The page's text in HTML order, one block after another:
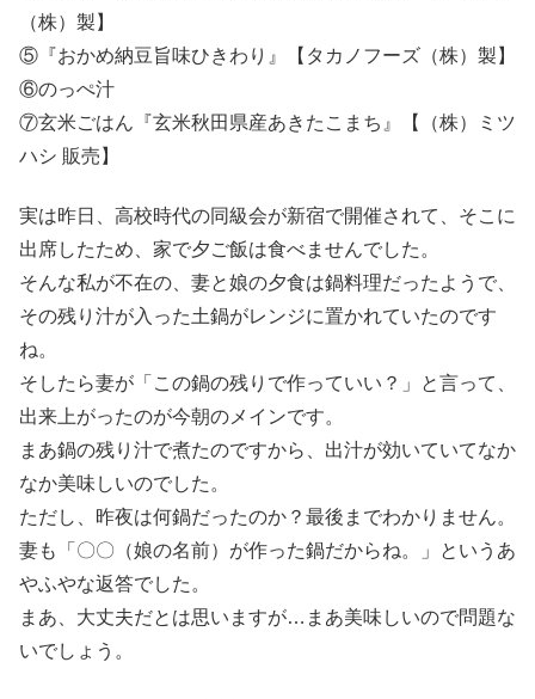
（株）製】
⑤『おかめ納豆旨味ひきわり』【タカノフーズ（株）製】
⑥のっぺ汁
⑦玄米ごはん『玄米秋田県産あきたこまち』【（株）ミツ
ハシ 販売】
実は昨日、高校時代の同級会が新宿で開催されて、そこに
出席したため、家で夕ご飯は食べませんでした。
そんな私が不在の、妻と娘の夕食は鍋料理だったようで、
その残り汁が入った土鍋がレンジに置かれていたのです
ね。
そしたら妻が「この鍋の残りで作っていい？」と言って、
出来上がったのが今朝のメインです。
まあ鍋の残り汁で煮たのですから、出汁が効いていてなか
なか美味しいのでした。
ただし、昨夜は何鍋だったのか？最後までわかりません。
妻も「〇〇（娘の名前）が作った鍋だからね。」というあ
やふやな返答でした。
まあ、大丈夫だとは思いますが…まあ美味しいので問題な
いでしょう。